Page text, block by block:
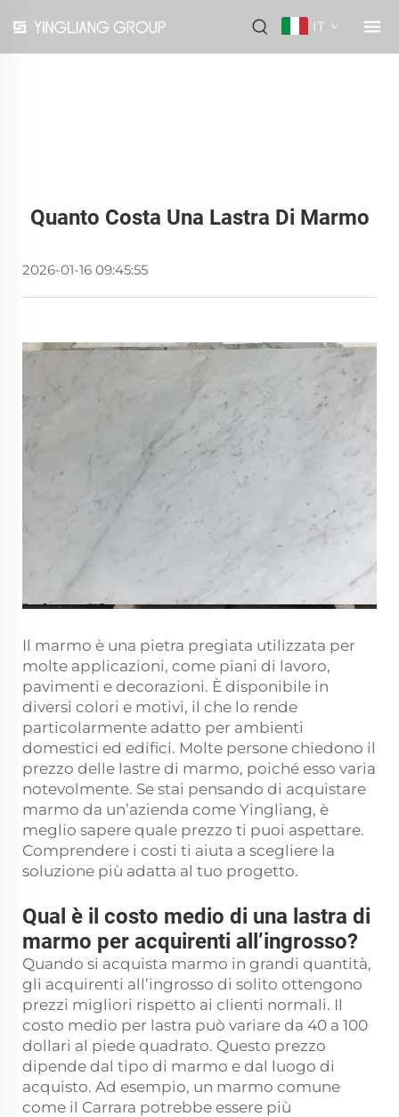
IT
Quanto Costa Una Lastra Di Marmo
2026-01-16 09:45:55
Il marmo è una pietra pregiata utilizzata per
molte applicazioni, come piani di lavoro,
pavimenti e decorazioni. È disponibile in
diversi colori e motivi, il che lo rende
particolarmente adatto per ambienti
domestici ed edifici. Molte persone chiedono il
prezzo delle lastre di marmo, poiché esso varia
notevolmente. Se stai pensando di acquistare
marmo da un’azienda come Yingliang, è
meglio sapere quale prezzo ti puoi aspettare.
Comprendere i costi ti aiuta a scegliere la
soluzione più adatta al tuo progetto.
Qual è il costo medio di una lastra di
marmo per acquirenti all’ingrosso?
Quando si acquista marmo in grandi quantità,
gli acquirenti all’ingrosso di solito ottengono
prezzi migliori rispetto ai clienti normali. Il
costo medio per lastra può variare da 40 a 100
dollari al piede quadrato. Questo prezzo
dipende dal tipo di marmo e dal luogo di
acquisto. Ad esempio, un marmo comune
come il Carrara potrebbe essere più